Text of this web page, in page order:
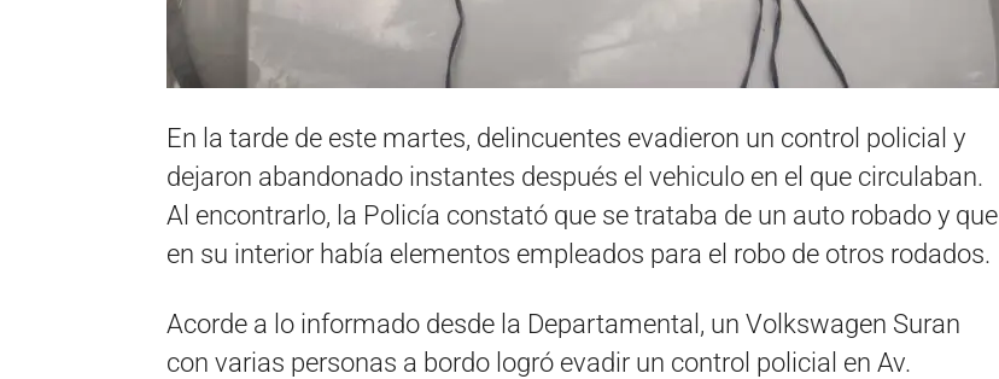
En la tarde de este martes, delincuentes evadieron un control policial y
dejaron abandonado instantes después el vehiculo en el que circulaban.
Al encontrarlo, la Policía constató que se trataba de un auto robado y que
en su interior había elementos empleados para el robo de otros rodados.
Acorde a lo informado desde la Departamental, un Volkswagen Suran
con varias personas a bordo logró evadir un control policial en Av.